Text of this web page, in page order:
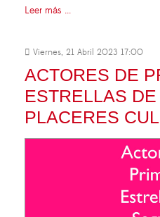
Leer más ...
Viernes, 21 Abril 2023 17:00
ACTORES DE
ESTRELLAS
PLACERES